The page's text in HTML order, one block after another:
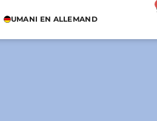
UMANI EN ALLEMAND
€